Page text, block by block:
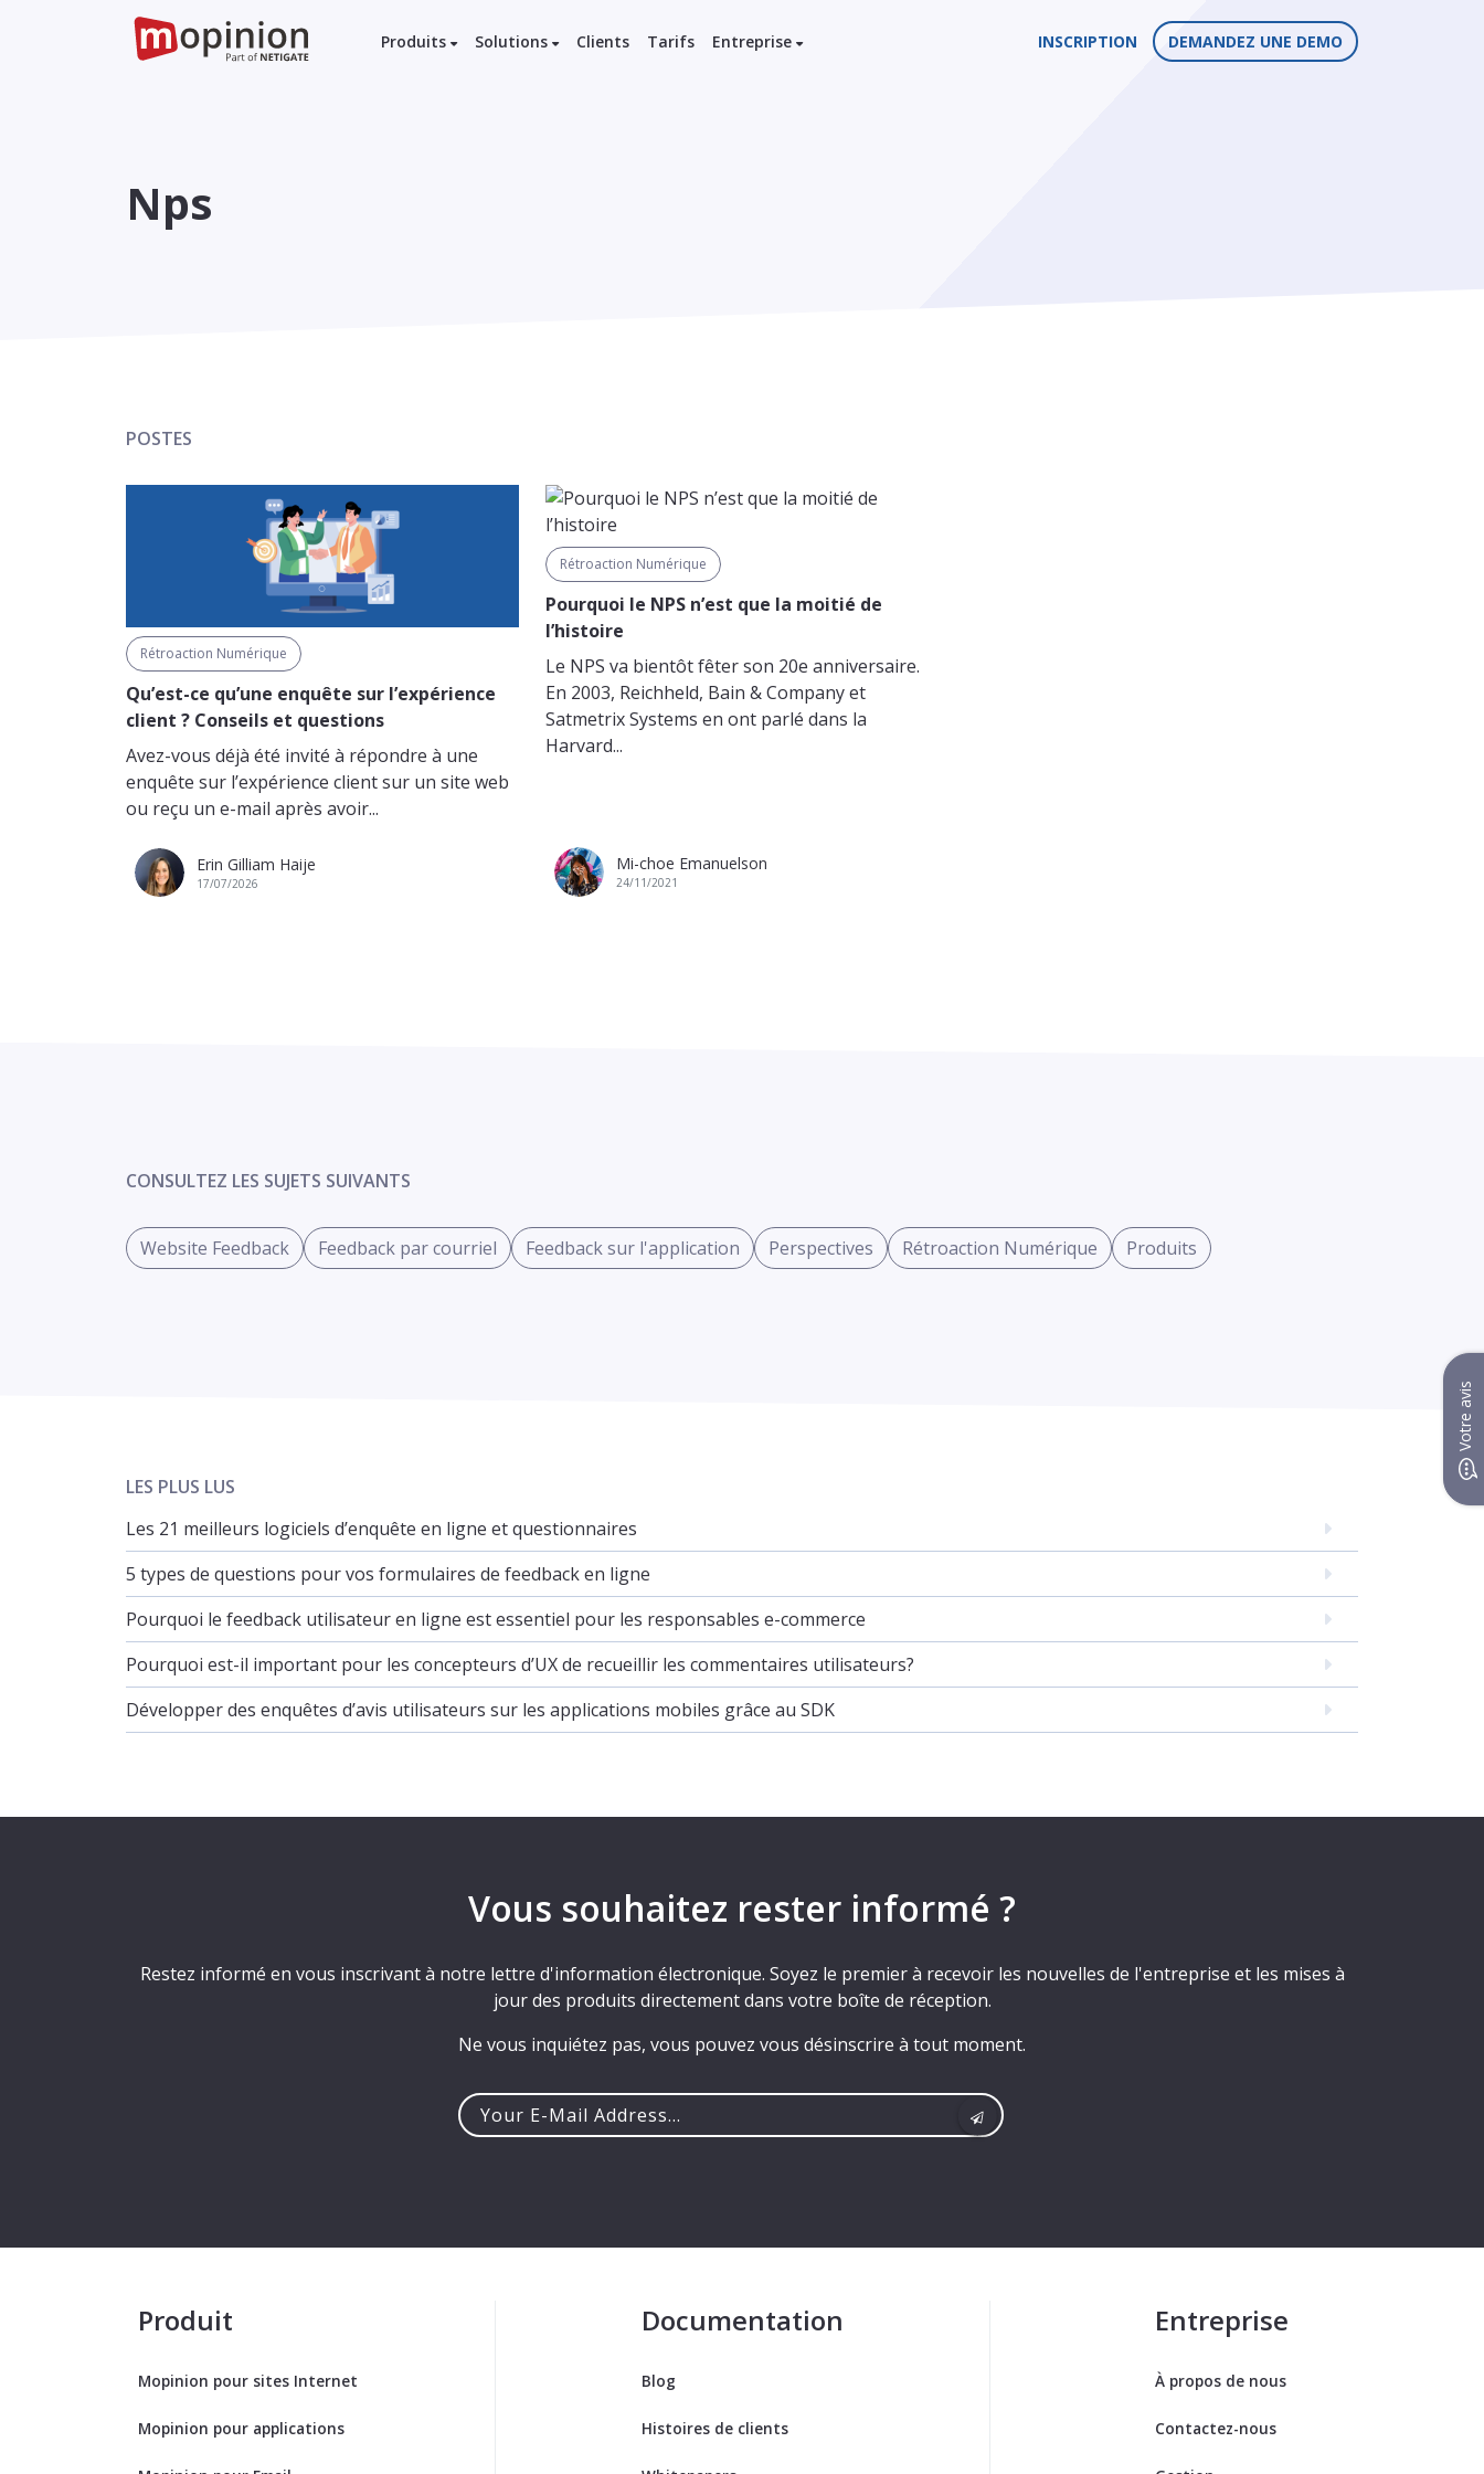
Produits Solutions Clients Tarifs Entreprise INSCRIPTION DEMANDEZ UNE DEMO
Nps
POSTES
Rétroaction Numérique
Qu’est-ce qu’une enquête sur l’expérience
client ? Conseils et questions
Avez-vous déjà été invité à répondre à une
enquête sur l’expérience client sur un site web
ou reçu un e-mail après avoir...
Erin Gilliam Haije
17/07/2026
Rétroaction Numérique
Pourquoi le NPS n’est que la moitié de
l’histoire
Le NPS va bientôt fêter son 20e anniversaire.
En 2003, Reichheld, Bain & Company et
Satmetrix Systems en ont parlé dans la
Harvard...
Mi-choe Emanuelson
24/11/2021
CONSULTEZ LES SUJETS SUIVANTS
Website Feedback Feedback par courriel Feedback sur l'application Perspectives Rétroaction Numérique Produits
LES PLUS LUS
Les 21 meilleurs logiciels d’enquête en ligne et questionnaires
5 types de questions pour vos formulaires de feedback en ligne
Pourquoi le feedback utilisateur en ligne est essentiel pour les responsables e-commerce
Pourquoi est-il important pour les concepteurs d’UX de recueillir les commentaires utilisateurs?
Développer des enquêtes d’avis utilisateurs sur les applications mobiles grâce au SDK
Vous souhaitez rester informé ?
Restez informé en vous inscrivant à notre lettre d'information électronique. Soyez le premier à recevoir les nouvelles de l'entreprise et les mises à
jour des produits directement dans votre boîte de réception.
Ne vous inquiétez pas, vous pouvez vous désinscrire à tout moment.
Produit
Mopinion pour sites Internet
Mopinion pour applications
Documentation
Blog
Histoires de clients
Entreprise
À propos de nous
Contactez-nous
Votre avis